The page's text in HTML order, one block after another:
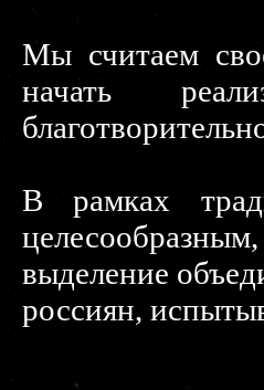
Мы считаем
начать
В рамках
выделение
россиян,